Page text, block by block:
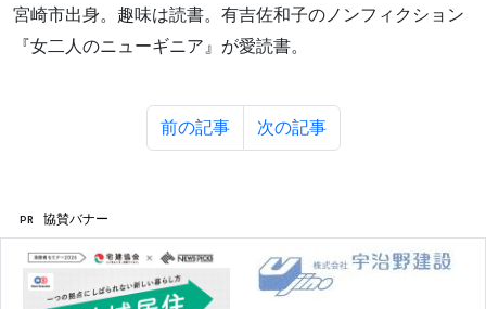
宮崎市出身。趣味は読書。有吉佐和子のノンフィクション
『女二人のニューギニア』が愛読書。
前の記事 次の記事
PR 協賛バナー